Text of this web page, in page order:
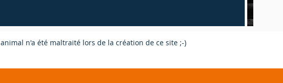
animal n'a été maltraité lors de la création de ce site ;-)